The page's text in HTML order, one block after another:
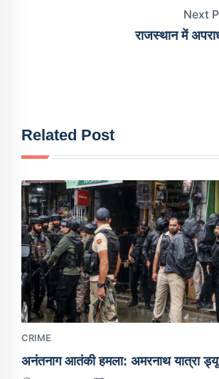
Next
राजस्थान में
Related Post
CRIME
अनंतनाग आतंकी हमला: अमरनाथ यात्रा